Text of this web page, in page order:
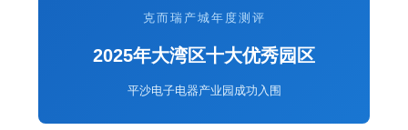
克而瑞产城年度测评
2025年大湾区十大优秀园区
平沙电子电器产业园成功入围